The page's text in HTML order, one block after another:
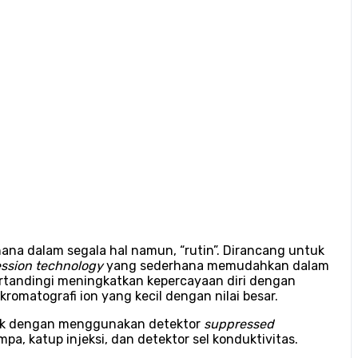
dalam segala hal namun, “rutin”. Dirancang untuk
technologyyang sederhana memudahkan dalam
meningkatkan kepercayaan diri dengan
ion yang kecil dengan nilai besar.
dengan menggunakan detektor suppressed
katup injeksi, dan detektor sel konduktivitas.